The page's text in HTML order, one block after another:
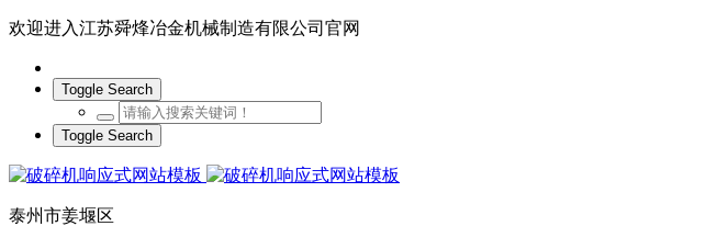
欢迎进入江苏舜烽冶金机械制造有限公司官网
Toggle Search
Toggle Search
泰州市姜堰区